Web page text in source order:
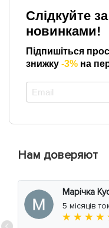
Слідкуйте
новинками!
Підпишіться
знижку -3% на
Нам доверяют
Марічка
5 місяців
★ ★ ★ ★